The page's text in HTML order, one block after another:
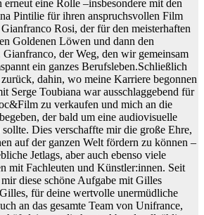
eine Rolle –insbesondere mit den
Pintilie für ihren anspruchsvollen Film
Rosi, der für den meisterhaften
Goldenen Löwen und dann den
der Weg, den wir gemeinsam
ein ganzes Berufsleben.Schließlich
dahin, wo meine Karriere begonnen
Serge Toubiana war ausschlaggebend für
zu verkaufen und mich an die
der bald um eine audiovisuelle
Dies verschaffte mir die große Ehre,
auf der ganzen Welt fördern zu können –
Jetlags, aber auch ebenso viele
mit Fachleuten und Künstler:innen. Seit
diese schöne Aufgabe mit Gilles
für deine wertvolle unermüdliche
an das gesamte Team von Unifrance,